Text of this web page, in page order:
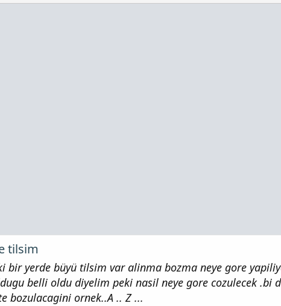
tilsim
bir yerde büyü tilsim var alinma bozma neye gore
belli oldu diyelim peki nasil neye gore cozulecek
bozulacagini ornek..A .. Z ...